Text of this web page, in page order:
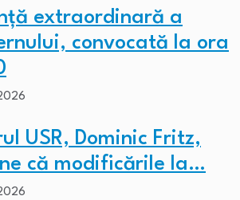
extraordinară a
convocată la ora
USR, Dominic Fritz,
că modificările la…